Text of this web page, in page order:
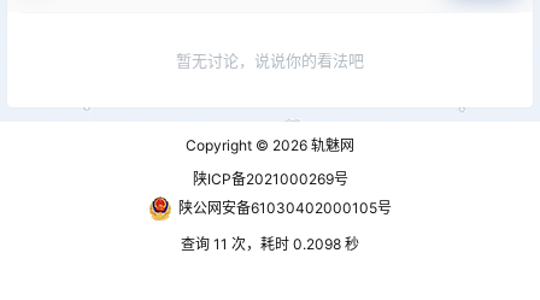
暂无讨论，说说你的看法吧
Copyright © 2026 轨魅网
陕ICP备2021000269号
陕公网安备61030402000105号
查询 11 次，耗时 0.2098 秒